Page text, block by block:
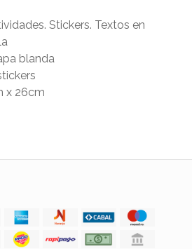
Stickers. Textos en
blanda
x 26cm